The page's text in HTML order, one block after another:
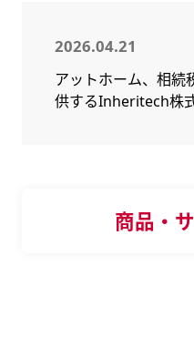
2026.04.21
アットホーム、相続
供するInheritech株
商品・